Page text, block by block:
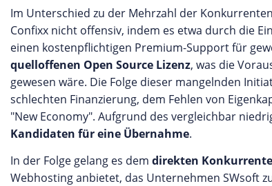
Im Unterschied zu der Mehrzahl der
Confixx nicht offensiv, indem es etwa durch die
einen kostenpflichtigen Premium-Support für
quelloffenen Open Source Lizenz, was die
gewesen wäre. Die Folge dieser mangelnden
schlechten Finanzierung, dem Fehlen von
"New Economy". Aufgrund des vergleichbar
Kandidaten für eine Übernahme.
In der Folge gelang es dem direkten
Webhosting anbietet, das Unternehmen SWsoft